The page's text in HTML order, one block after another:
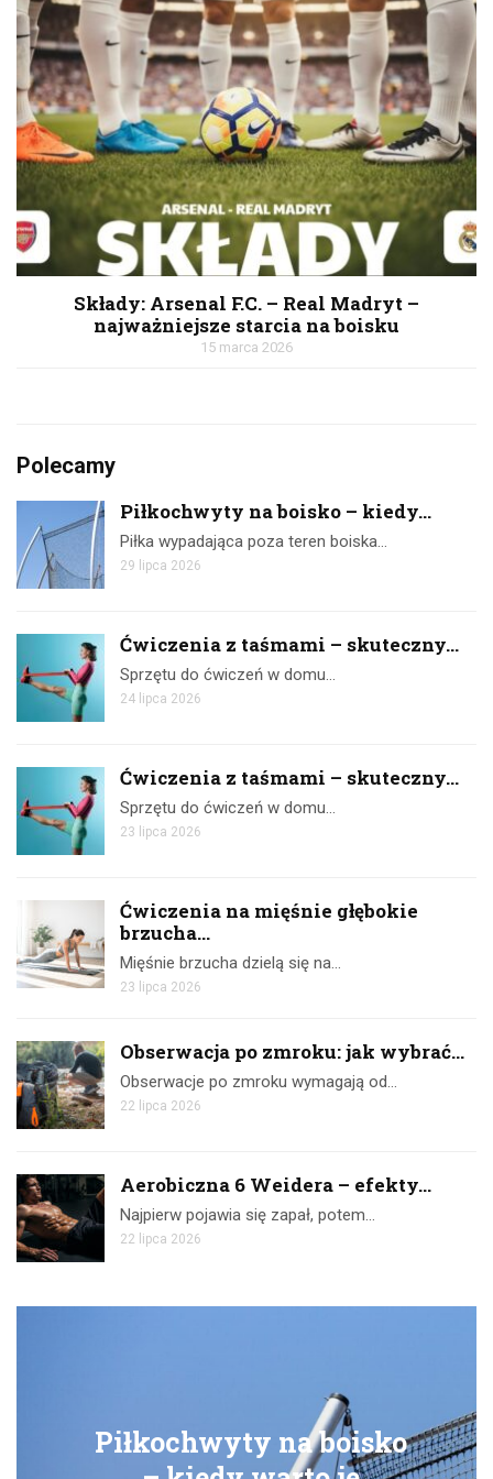
Składy: Arsenal F.C. – Real Madryt –
najważniejsze starcia na boisku
15 marca 2026
Polecamy
Piłkochwyty na boisko – kiedy...
Piłka wypadająca poza teren boiska…
29 lipca 2026
Ćwiczenia z taśmami – skuteczny...
Sprzętu do ćwiczeń w domu…
24 lipca 2026
Ćwiczenia z taśmami – skuteczny...
Sprzętu do ćwiczeń w domu…
23 lipca 2026
Ćwiczenia na mięśnie głębokie
brzucha...
Mięśnie brzucha dzielą się na…
23 lipca 2026
Obserwacja po zmroku: jak wybrać...
Obserwacje po zmroku wymagają od…
22 lipca 2026
Aerobiczna 6 Weidera – efekty...
Najpierw pojawia się zapał, potem…
22 lipca 2026
Ćwiczenia z